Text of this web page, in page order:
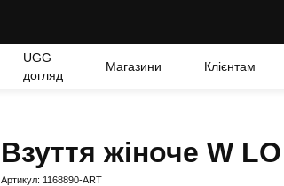
UGG
догляд
Магазини Клієнтам
Взуття жіноче W
Артикул: 1168890-ART